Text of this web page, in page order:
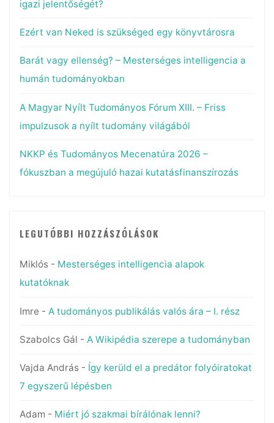
igazi jelentőségét?
Ezért van Neked is szükséged egy könyvtárosra
Barát vagy ellenség? – Mesterséges intelligencia a
humán tudományokban
A Magyar Nyílt Tudományos Fórum XIII. – Friss
impulzusok a nyílt tudomány világából
NKKP és Tudományos Mecenatúra 2026 –
fókuszban a megújuló hazai kutatásfinanszírozás
LEGUTÓBBI HOZZÁSZÓLÁSOK
Miklós- Mesterséges intelligencia alapok
kutatóknak
Imre - A tudományos publikálás valós ára – I. rész
Szabolcs Gál - A Wikipédia szerepe a tudományban
Vajda András- Így kerüld el a predátor folyóiratokat
7 egyszerű lépésben
Adam - Miért jó szakmai bírálónak lenni?